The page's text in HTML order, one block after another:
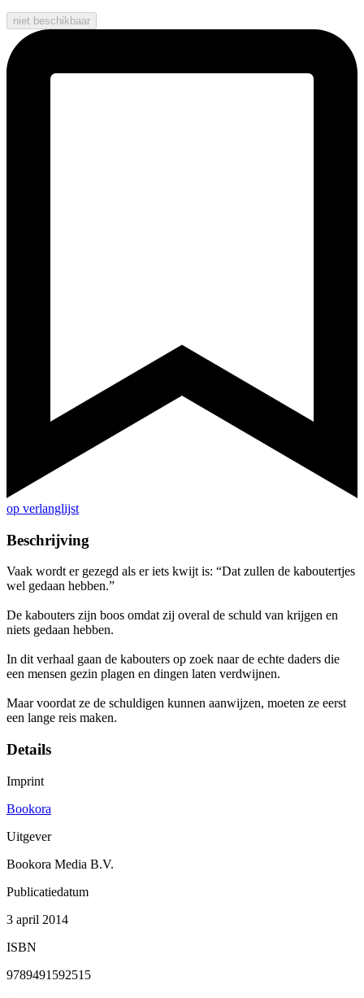
niet beschikbaar
op verlanglijst
Beschrijving
Vaak wordt er gezegd als er iets kwijt is: “Dat zullen de kaboutertjes
wel gedaan hebben.”
De kabouters zijn boos omdat zij overal de schuld van krijgen en
niets gedaan hebben.
In dit verhaal gaan de kabouters op zoek naar de echte daders die
een mensen gezin plagen en dingen laten verdwijnen.
Maar voordat ze de schuldigen kunnen aanwijzen, moeten ze eerst
een lange reis maken.
Details
Imprint
Bookora
Uitgever
Bookora Media B.V.
Publicatiedatum
3 april 2014
ISBN
9789491592515